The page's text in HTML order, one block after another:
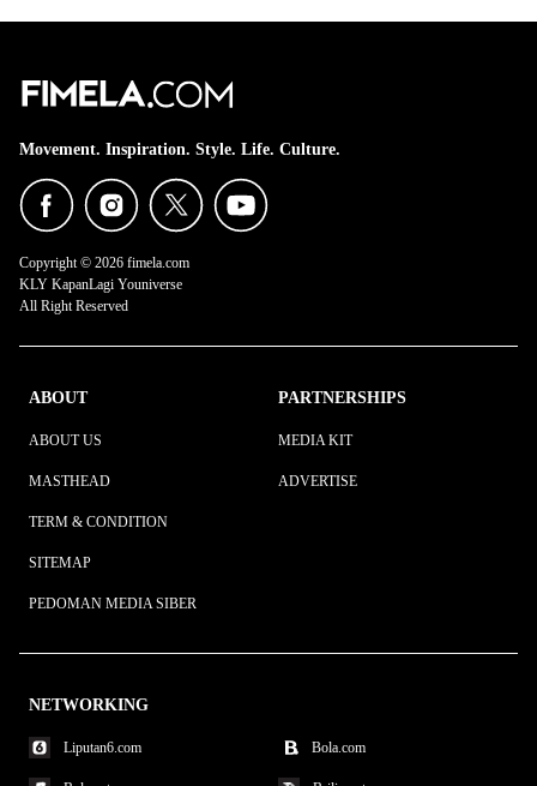
Movement. Inspiration. Style. Life. Culture.
Copyright © 2026 fimela.com
KLY KapanLagi Youniverse
All Right Reserved
ABOUT
ABOUT US
MASTHEAD
TERM & CONDITION
SITEMAP
PEDOMAN MEDIA SIBER
PARTNERSHIPS
MEDIA KIT
ADVERTISE
NETWORKING
Liputan6.com Bola.com